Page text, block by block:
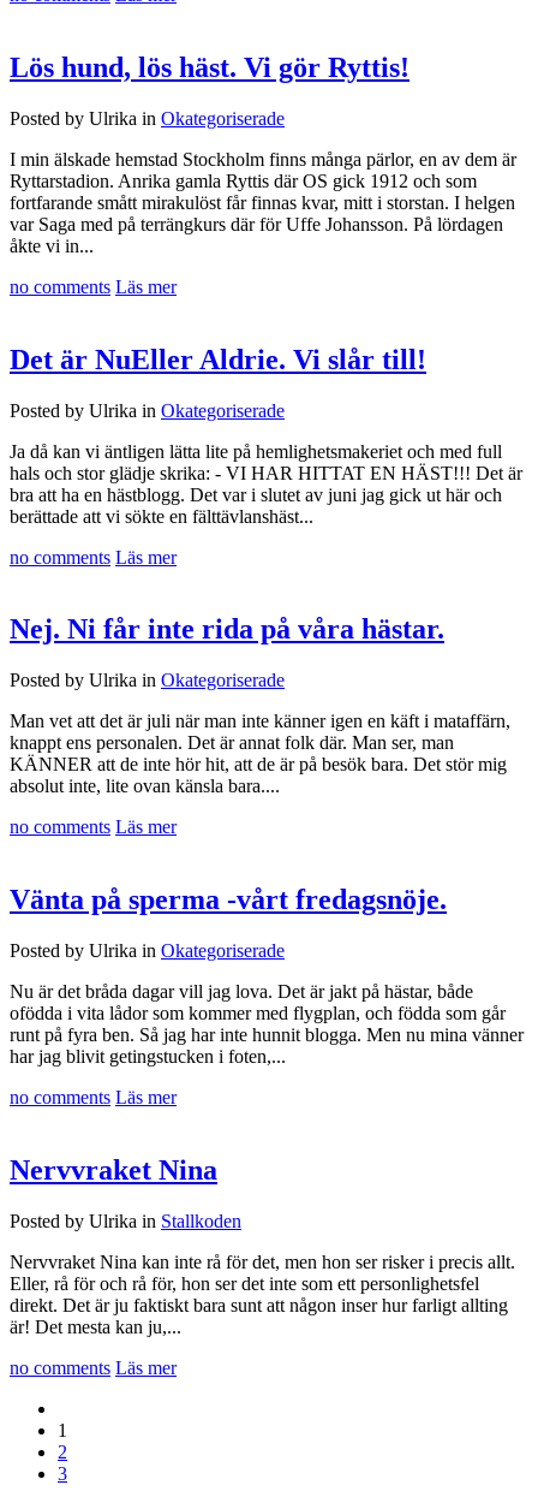
Lös hund, lös häst. Vi gör Ryttis!
Posted by Ulrika in Okategoriserade
I min älskade hemstad Stockholm finns många pärlor, en av dem är
Ryttarstadion. Anrika gamla Ryttis där OS gick 1912 och som
fortfarande smått mirakulöst får finnas kvar, mitt i storstan. I helgen
var Saga med på terrängkurs där för Uffe Johansson. På lördagen
åkte vi in...
no comments Läs mer
Det är NuEller Aldrie. Vi slår till!
Posted by Ulrika in Okategoriserade
Ja då kan vi äntligen lätta lite på hemlighetsmakeriet och med full
hals och stor glädje skrika: - VI HAR HITTAT EN HÄST!!! Det är
bra att ha en hästblogg. Det var i slutet av juni jag gick ut här och
berättade att vi sökte en fälttävlanshäst...
no comments Läs mer
Nej. Ni får inte rida på våra hästar.
Posted by Ulrika in Okategoriserade
Man vet att det är juli när man inte känner igen en käft i mataffärn,
knappt ens personalen. Det är annat folk där. Man ser, man
KÄNNER att de inte hör hit, att de är på besök bara. Det stör mig
absolut inte, lite ovan känsla bara....
no comments Läs mer
Vänta på sperma -vårt fredagsnöje.
Posted by Ulrika in Okategoriserade
Nu är det bråda dagar vill jag lova. Det är jakt på hästar, både
ofödda i vita lådor som kommer med flygplan, och födda som går
runt på fyra ben. Så jag har inte hunnit blogga. Men nu mina vänner
har jag blivit getingstucken i foten,...
no comments Läs mer
Nervvraket Nina
Posted by Ulrika in Stallkoden
Nervvraket Nina kan inte rå för det, men hon ser risker i precis allt.
Eller, rå för och rå för, hon ser det inte som ett personlighetsfel
direkt. Det är ju faktiskt bara sunt att någon inser hur farligt allting
är! Det mesta kan ju,...
no comments Läs mer
1
2
3